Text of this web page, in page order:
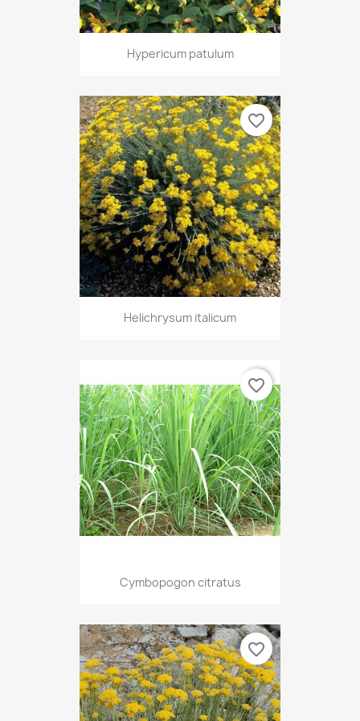
Hypericum patulum
Helichrysum italicum
favorite_border
Cymbopogon citratus
favorite_border
favorite_border